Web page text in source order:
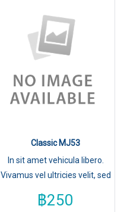
Classic MJ53
In sit amet vehicula libero.
Vivamus vel ultricies velit, sed
฿250